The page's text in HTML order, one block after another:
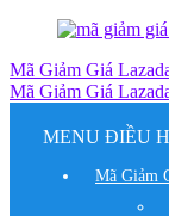
Mã Giảm Giá
Mã Giảm Giá
MENU ĐIỀU
Mã Giảm